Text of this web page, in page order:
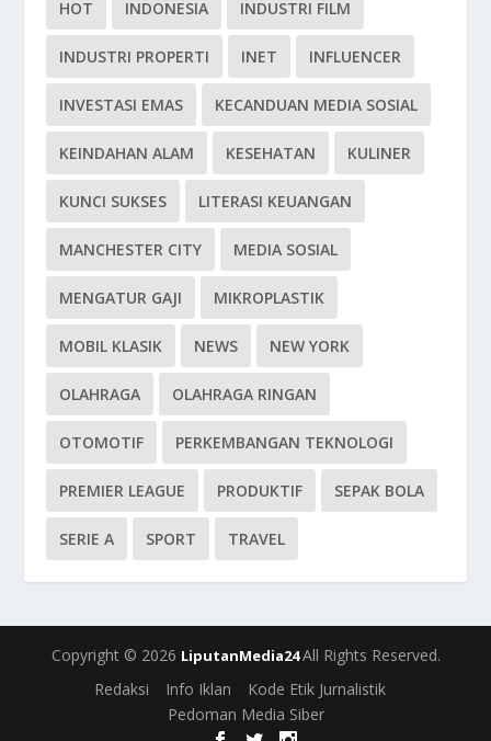
HOT INDONESIA INDUSTRI FILM
INDUSTRI PROPERTI INET INFLUENCER
INVESTASI EMAS KECANDUAN MEDIA SOSIAL
KEINDAHAN ALAM KESEHATAN KULINER
KUNCI SUKSES LITERASI KEUANGAN
MANCHESTER CITY MEDIA SOSIAL
MENGATUR GAJI MIKROPLASTIK
MOBIL KLASIK NEWS NEW YORK
OLAHRAGA OLAHRAGA RINGAN
OTOMOTIF PERKEMBANGAN TEKNOLOGI
PREMIER LEAGUE PRODUKTIF SEPAK BOLA
SERIE A SPORT TRAVEL
Copyright © 2026 LiputanMedia24All Rights Reserved.
Redaksi
Info Iklan
Kode Etik Jurnalistik
Pedoman Media Siber